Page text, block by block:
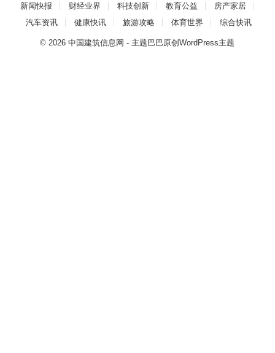
新闻快报 财经业界 科技创新 教育公益
房产家居
汽车资讯
健康快讯 旅游攻略 体育世界 综合快讯
© 2026中国建筑信息网 - 主题巴巴原创WordPress主题